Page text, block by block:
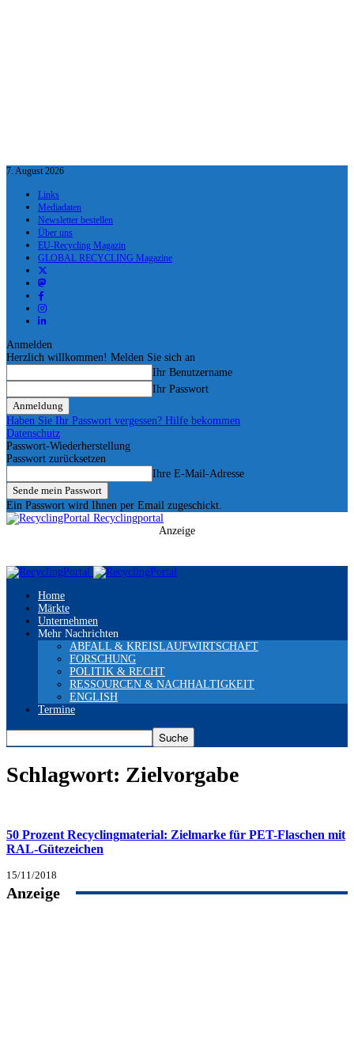
7. August 2026
Links
Mediadaten
Newsletter bestellen
Über uns
EU-Recycling Magazin
GLOBAL RECYCLING Magazine
Anmelden
Herzlich willkommen! Melden Sie sich an
Ihr Benutzername
Ihr Passwort
Haben Sie Ihr Passwort vergessen? Hilfe bekommen
Datenschutz
Passwort-Wiederherstellung
Passwort zurücksetzen
Ihre E-Mail-Adresse
Ein Passwort wird Ihnen per Email zugeschickt.
Recyclingportal
Anzeige
Home
Märkte
Unternehmen
Mehr Nachrichten
ABFALL & KREISLAUFWIRTSCHAFT
FORSCHUNG
POLITIK & RECHT
RESSOURCEN & NACHHALTIGKEIT
ENGLISH
Termine
Schlagwort: Zielvorgabe
50 Prozent Recyclingmaterial: Zielmarke für PET-Flaschen mit
RAL-Gütezeichen
15/11/2018
Anzeige